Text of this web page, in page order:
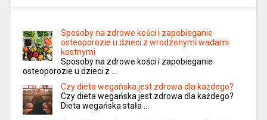
Sposoby na zdrowe kości i zapobieganie
osteoporozie u dzieci z wrodzonymi wadami
kostnymi
Sposoby na zdrowe kości i zapobieganie
osteoporozie u dzieci z …
Czy dieta wegańska jest zdrowa dla każdego?
Czy dieta wegańska jest zdrowa dla każdego?
Dieta wegańska stała …